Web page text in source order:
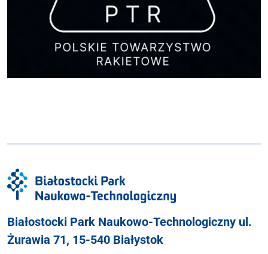
Białostocki Park Naukowo-Technologiczny ul.
Żurawia 71, 15-540 Białystok